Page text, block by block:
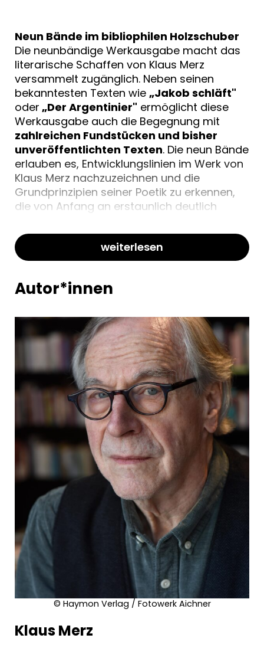
Neun Bände im bibliophilen Holzschuber
Die neunbändige Werkausgabe macht das
literarische Schaffen von Klaus Merz
versammelt zugänglich. Neben seinen
bekanntesten Texten wie „Jakob schläft"
oder „Der Argentinier" ermöglicht diese
Werkausgabe auch die Begegnung mit
zahlreichen Fundstücken und bisher
unveröffentlichten Texten. Die neun Bände
erlauben es, Entwicklungslinien im Werk von
Klaus Merz nachzuzeichnen und die
Grundprinzipien seiner Poetik zu erkennen,
die von Anfang an erstaunlich deutlich
„Innenschau und sprachliche Verdichtung
Aargauer Autor wird eine eher leise, jedoch
umso eindringlichere und gewichtige
Stimme ausgezeichnet, die einen Echoraum
weit über die Schweizer Grenzen hinaus
findet."
Schweizer Grand Prix Literatur 2024
Die Werkausgabe von Klaus Merz
Die Lamellen stehen offen. Frühe Lyrik 1963-
1991
In der Dunkelkammer. Frühe Prosa 1971-1982
Fährdienst. Prosa 1983-1995
Der Mann mit der Tür oder Vom Nutzen des
Unnützen. Feuilletons
Das Gedächtnis der Bilder. Texte zu Malerei
und Fotografie
Brandmale des Glücks. Prosa 1996-2014
Außer Rufweite. Lyrik 1992-2013
Von Weitem umzingelt. Prosa und Gedichte
2016–2023, Feuilletons 2012–2025
Dichtung und Belichtung. Materialienband
zum Werk von Klaus Merz
weiterlesen
Autor*innen
© Haymon Verlag / Fotowerk Aichner
Klaus Merz